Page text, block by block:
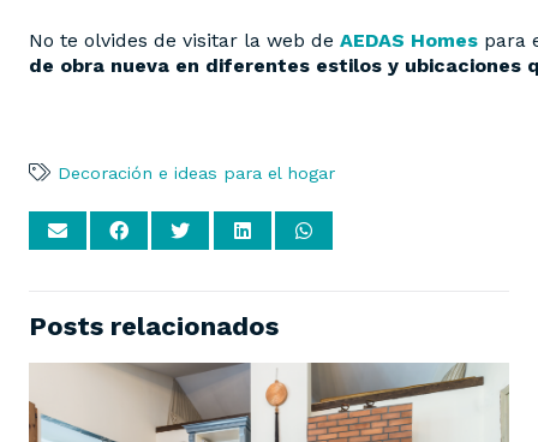
No te olvides de visitar la web de AEDAS Homes para
de obra nueva en diferentes estilos y ubicaciones
Decoración e ideas para el hogar
Posts relacionados